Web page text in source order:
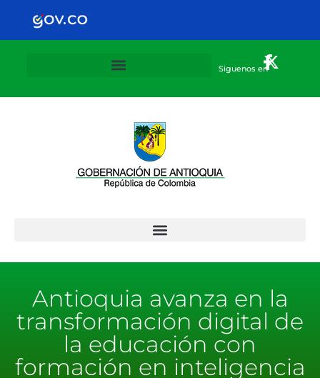
Siguenos en
Antioquia avanza en la
transformación digital de
la educación con
formación en inteligencia